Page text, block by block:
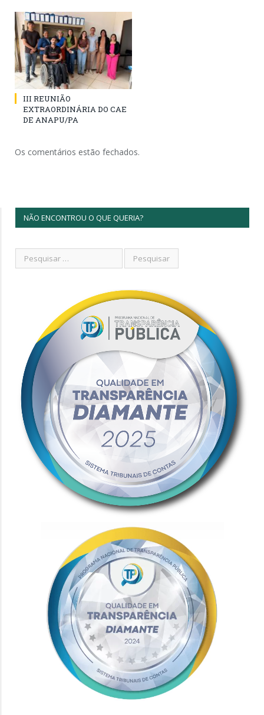
III REUNIÃO
EXTRAORDINÁRIA DO CAE
DE ANAPU/PA
Os comentários estão fechados.
NÃO ENCONTROU O QUE QUERIA?